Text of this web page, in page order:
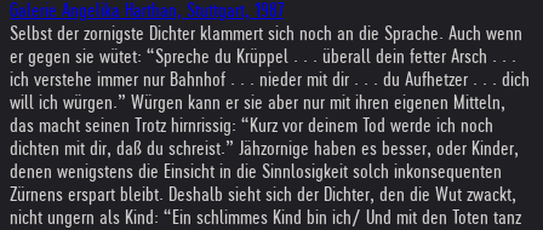
Galerie Angelika Harthan, Stuttgart, 1987
Selbst der zornigste Dichter klammert sich noch an die Sprache. Auch wenn
er gegen sie wütet: “Spreche du Krüppel . . . überall dein fetter Arsch . . .
ich verstehe immer nur Bahnhof . . . nieder mit dir . . . du Aufhetzer . . . dich
will ich würgen.” Würgen kann er sie aber nur mit ihren eigenen Mitteln,
das macht seinen Trotz hirnrissig: “Kurz vor deinem Tod werde ich noch
dichten mit dir, daß du schreist.” Jähzornige haben es besser, oder Kinder,
denen wenigstens die Einsicht in die Sinnlosigkeit solch inkonsequenten
Zürnens erspart bleibt. Deshalb sieht sich der Dichter, den die Wut zwackt,
nicht ungern als Kind: “Ein schlimmes Kind bin ich/ Und mit den Toten tanz